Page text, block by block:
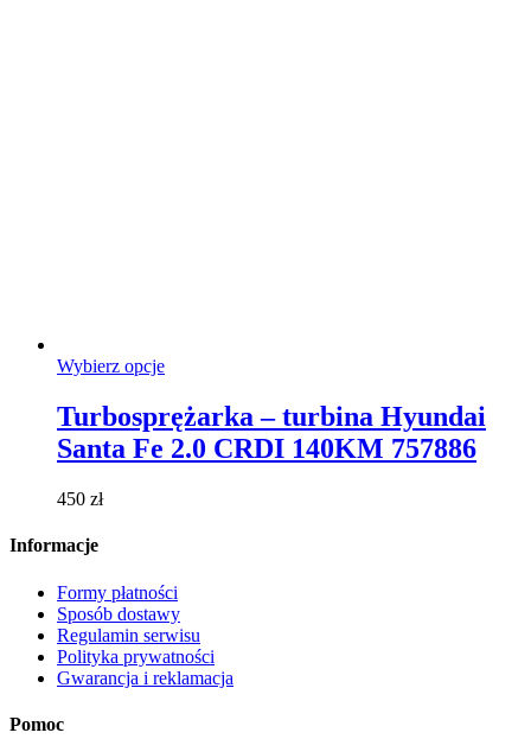
Wybierz opcjeTen
wiele
wariantów.
Turbosprężarka – turbina Hyundai
Santa Fe 2.0 CRDI 140KM 757886
450 zł
Informacje
Formy płatności
Sposób dostawy
Regulamin serwisu
Polityka prywatności
Gwarancja i reklamacja
Pomoc